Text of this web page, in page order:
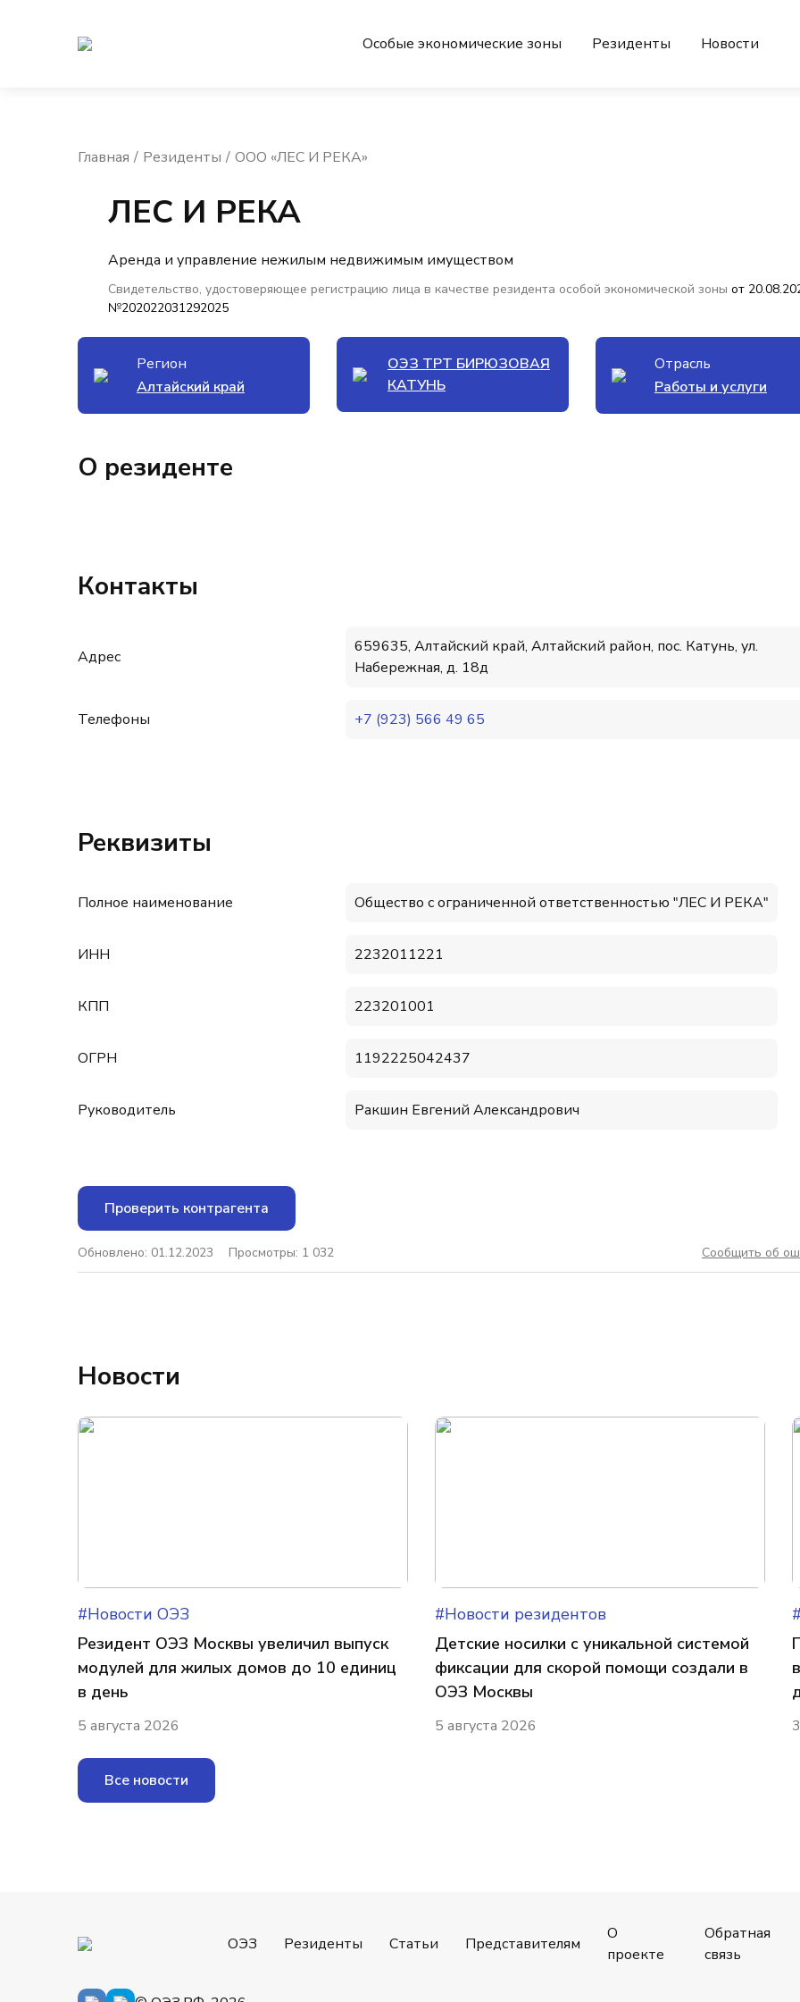
Особые экономические зоны Резиденты Новости
Главная Резиденты ООО «ЛЕС И РЕКА»
ЛЕС И РЕКА
Аренда и управление нежилым недвижимым имуществом
Свидетельство, удостоверяющее регистрацию лица в качестве резидента особой экономической зоны от
№202022031292025
Регион
Алтайский край
ОЭЗ ТРТ БИРЮЗОВАЯ
КАТУНЬ
Отрасль
Работы и услуги
О резиденте
Контакты
Адрес
659635, Алтайский край, Алтайский район, пос. Катунь, ул.
Набережная, д. 18д
Телефоны +7 (923) 566 49 65
Реквизиты
Полное наименование Общество с ограниченной ответственностью "ЛЕС И РЕКА"
ИНН 2232011221
КПП 223201001
ОГРН 1192225042437
Руководитель Ракшин Евгений Александрович
Проверить контрагента
Обновлено: 01.12.2023 Просмотры: 1 032 Сообщить об
Новости
#Новости ОЭЗ
Резидент ОЭЗ Москвы увеличил выпуск
модулей для жилых домов до 10 единиц
в день
5 августа 2026
#Новости резидентов
Детские носилки с уникальной системой
фиксации для скорой помощи создали в
ОЭЗ Москвы
5 августа 2026
Все новости
ОЭЗ Резиденты Статьи Представителям
О
проекте
Обратная
связь